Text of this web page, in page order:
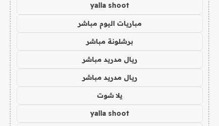
yalla shoot
مباريات اليوم مباشر
برشلونة مباشر
ريال مدريد مباشر
ريال مدريد مباشر
يلا شوت
yalla shoot